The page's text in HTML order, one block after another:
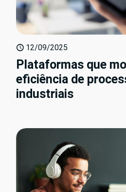
12/09/2025
Plataformas que
eficiência de
industriais